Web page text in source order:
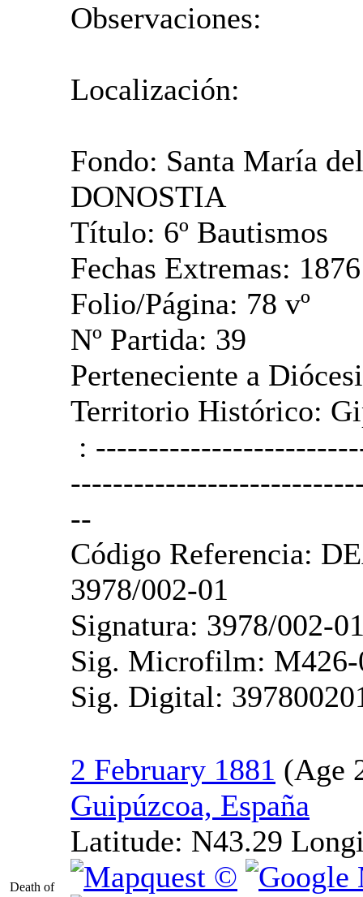
Observaciones:
Localización:
Fondo: Santa María
DONOSTIA
Título: 6º Bautismos
Fechas Extremas:
Folio/Página: 78 vº
Nº Partida: 39
Perteneciente a
Territorio Histórico:
:
--
Código Referencia:
3978/002-01
Signatura: 3978/002-
Sig. Microfilm: M426-
Sig. Digital:
Death of
2 February 1881
Guipúzcoa, España
Latitude: N43.29